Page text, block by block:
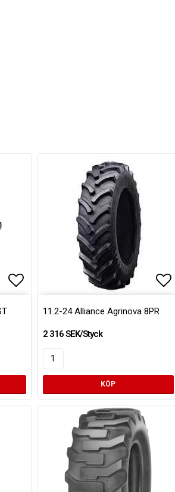
Lägg till i favoritlistan
11.2-24 Alliance Agrinova 8PR
2 316 SEK/Styck
KÖP